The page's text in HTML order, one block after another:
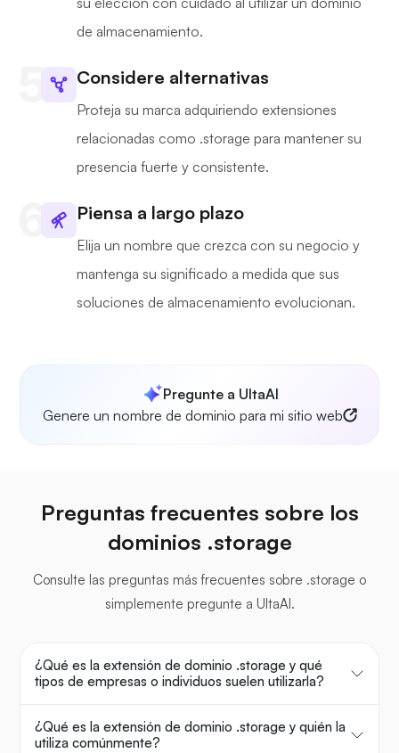
de almacenamiento.
Considere alternativas
Proteja su marca adquiriendo extensiones
relacionadas como .storage para mantener su
presencia fuerte y consistente.
Piensa a largo plazo
Elija un nombre que crezca con su negocio y
mantenga su significado a medida que sus
soluciones de almacenamiento evolucionan.
Pregunte a UltaAI
Genere un nombre de dominio para mi sitio web
Preguntas frecuentes sobre los
dominios .storage
Consulte las preguntas más frecuentes sobre .storage o
simplemente pregunte a UltaAI.
¿Qué es la extensión de dominio .storage y qué
tipos de empresas o individuos suelen utilizarla?
¿Qué es la extensión de dominio .storage y quién la
utiliza comúnmente?